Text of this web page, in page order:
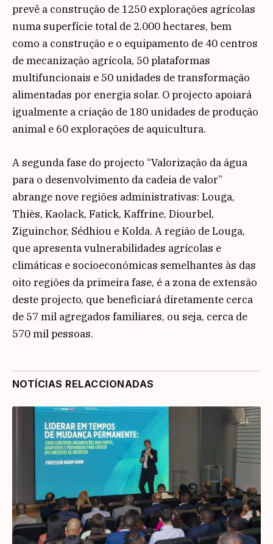
prevê a construção de 1250 explorações agrícolas
numa superfície total de 2.000 hectares, bem
como a construção e o equipamento de 40 centros
de mecanização agrícola, 50 plataformas
multifuncionais e 50 unidades de transformação
alimentadas por energia solar. O projecto apoiará
igualmente a criação de 180 unidades de produção
animal e 60 explorações de aquicultura.
A segunda fase do projecto “Valorização da água
para o desenvolvimento da cadeia de valor”
abrange nove regiões administrativas: Louga,
Thiès, Kaolack, Fatick, Kaffrine, Diourbel,
Ziguinchor, Sédhiou e Kolda. A região de Louga,
que apresenta vulnerabilidades agrícolas e
climáticas e socioeconómicas semelhantes às das
oito regiões da primeira fase, é a zona de extensão
deste projecto, que beneficiará diretamente cerca
de 57 mil agregados familiares, ou seja, cerca de
570 mil pessoas.
NOTÍCIAS RELACCIONADAS